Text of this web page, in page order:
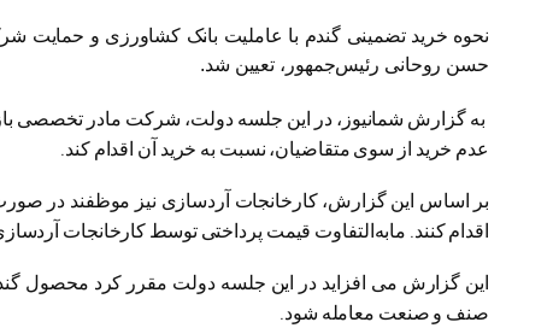
حسن روحانی رئیس‌جمهور، تعیین شد.
به گزارش شمانیوز، در این جلسه دولت، شرکت مادر تخصصی
عدم خرید از سوی متقاضیان، نسبت به خرید آن اقدام کند.
بر اساس این گزارش، کارخانجات آردسازی نیز موظفند در
اقدام کنند. مابه‌التفاوت قیمت پرداختی توسط کارخانجات آردسازی تا قیمت
این گزارش می افزاید در این جلسه دولت مقرر کرد محصول
صنف و صنعت معامله شود.